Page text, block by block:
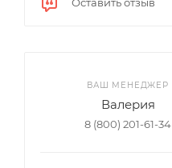
ВАШ МЕНЕДЖЕР
Валерия
8 (800) 201-61-34